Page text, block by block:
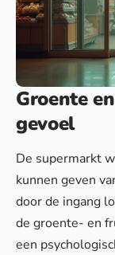
Groente
gevoel
De supermarkt
kunnen geven
door de ingang
de groente- en
een